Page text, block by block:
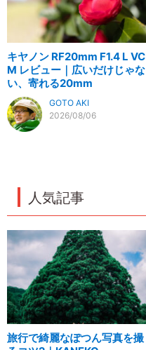
キヤノン RF20mm F1.4 L VC
M レビュー｜広いだけじゃな
い、寄れる20mm
GOTO AKI
2026/08/06
人気記事
旅行で綺麗なぽつん写真を撮